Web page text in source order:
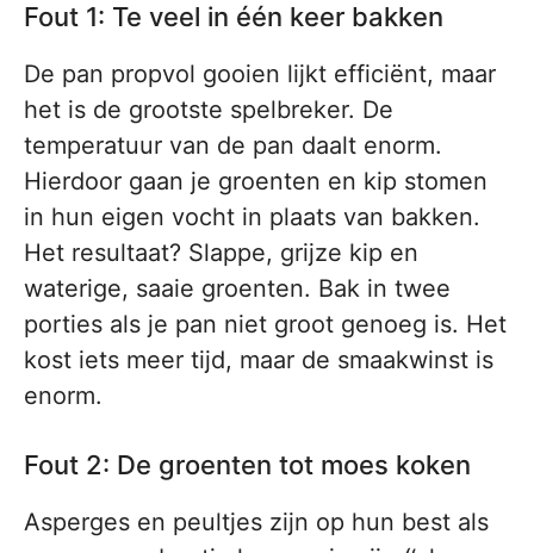
Fout 1: Te veel in één keer bakken
De pan propvol gooien lijkt efficiënt, maar
het is de grootste spelbreker. De
temperatuur van de pan daalt enorm.
Hierdoor gaan je groenten en kip stomen
in hun eigen vocht in plaats van bakken.
Het resultaat? Slappe, grijze kip en
waterige, saaie groenten. Bak in twee
porties als je pan niet groot genoeg is. Het
kost iets meer tijd, maar de smaakwinst is
enorm.
Fout 2: De groenten tot moes koken
Asperges en peultjes zijn op hun best als